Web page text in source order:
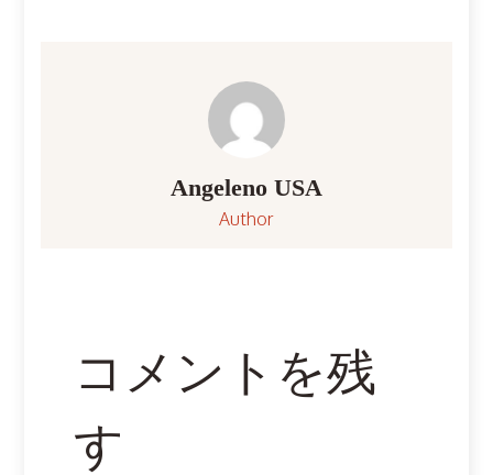
Angeleno USA
Author
コメントを残
す